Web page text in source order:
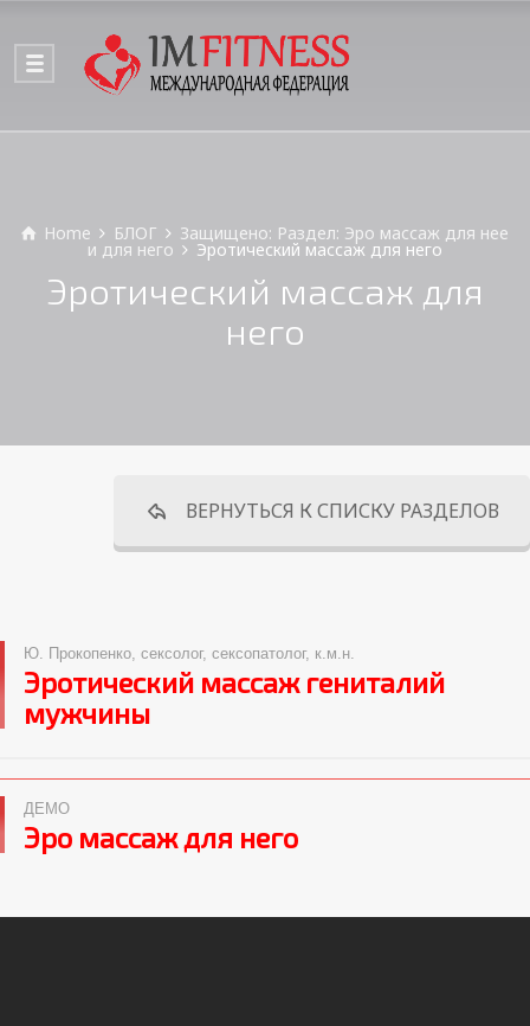
Home БЛОГ Защищено: Раздел: Эро массаж для нее
и для него Эротический массаж для него
Эротический массаж для
него
ВЕРНУТЬСЯ К СПИСКУ РАЗДЕЛОВ
Ю. Прокопенко, сексолог, сексопатолог, к.м.н.
Эротический массаж гениталий
мужчины
ДЕМО
Эро массаж для него